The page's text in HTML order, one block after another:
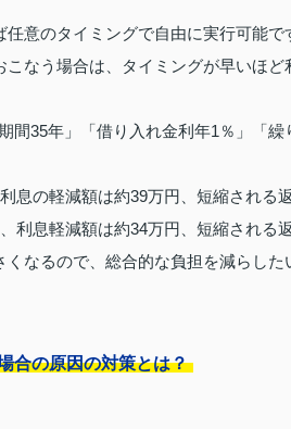
意のタイミングで自由に実行可能で
なう場合は、タイミングが早いほ
間35年」「借り入れ金利年1％」「
息の軽減額は約39万円、短縮される
利息軽減額は約34万円、短縮される
なるので、総合的な負担を減らし
合の原因の対策とは？